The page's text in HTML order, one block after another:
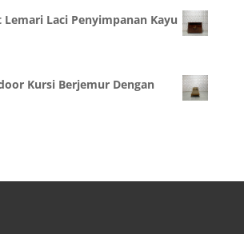
Laci Penyimpanan Kayu
Kursi Berjemur Dengan